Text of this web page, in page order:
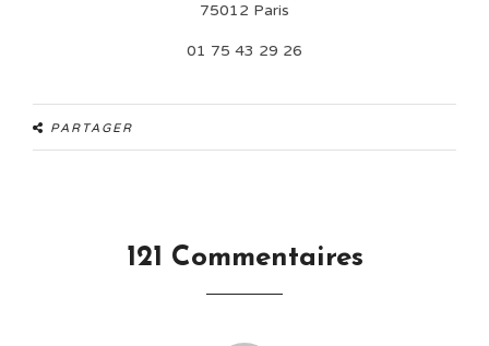
75012 Paris
01 75 43 29 26
PARTAGER
121 Commentaires